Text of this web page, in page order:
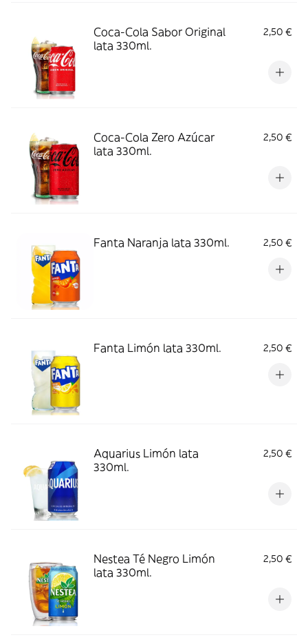
Coca-Cola Sabor Original
lata 330ml.
2,50 €
Coca-Cola Zero Azúcar
lata 330ml.
2,50 €
Fanta Naranja lata 330ml. 2,50 €
Fanta Limón lata 330ml. 2,50 €
Aquarius Limón lata
330ml.
2,50 €
Nestea Té Negro Limón
lata 330ml.
2,50 €